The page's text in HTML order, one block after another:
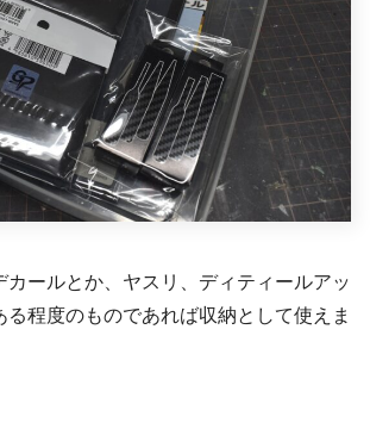
カールとか、ヤスリ、ディティールアッ
る程度のものであれば収納として使えま